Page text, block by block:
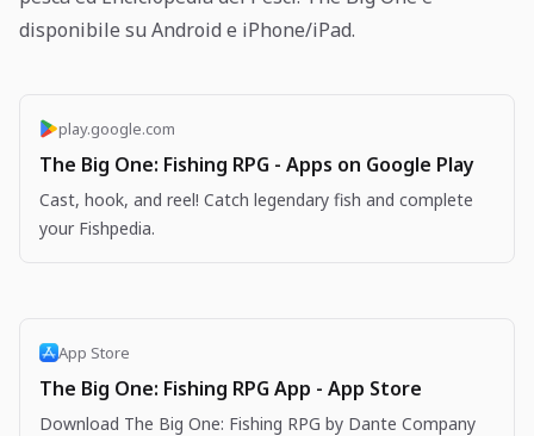
disponibile su Android e iPhone/iPad.
play.google.com
The Big One: Fishing RPG - Apps on Google Play
Cast, hook, and reel! Catch legendary fish and complete
your Fishpedia.
App Store
The Big One: Fishing RPG App - App Store
Download The Big One: Fishing RPG by Dante Company